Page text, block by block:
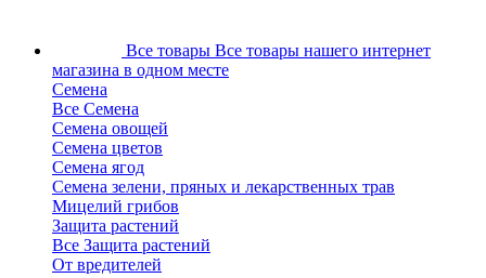
Все товары Все товары нашего интернет
магазина в одном месте
Семена
Все Семена
Семена овощей
Семена цветов
Семена ягод
Семена зелени, пряных и лекарственных трав
Мицелий грибов
Защита растений
Все Защита растений
От вредителей